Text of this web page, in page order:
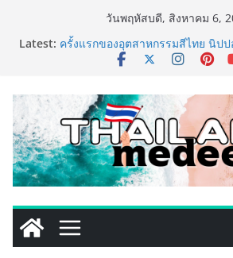
วันพฤหัสบดี, สิงหาคม 6,
Latest: ครั้งแรกของอุตสาหกรรมสีไทย นิป
มิตรโมเดิร์นเทรดชั้นนำ นำร่องเปิดตั
ยกระดับความมั่นใจลูกค้าด้วยผลิ
บริการหลังการขายที่ครบวงจร
434 วันแห่งการรอคอย มูลนิธิ “เพจ
เด็กพิเศษทองผาภูมิ ให้กระทรวงศึกษ
ทางการศึกษาให้เด็กพิเศษกว่า 100 ค
เปลี่ยนพื้นที่ว่างเปล่าให้กลายเป็นโร
ททท. ประกาศความสำเร็จ Village
5 ผนึก 9 พันธมิตร ขับเคลื่อน ESG
ราชปณิธาน สร้างคุณค่าการท่องเที่ย
เหิงลี่ แมนูแฟคเจอริ่ง เทคโนโลยี (
แห่งใหม่ในชลบุรี เดินหน้าขยายฐา